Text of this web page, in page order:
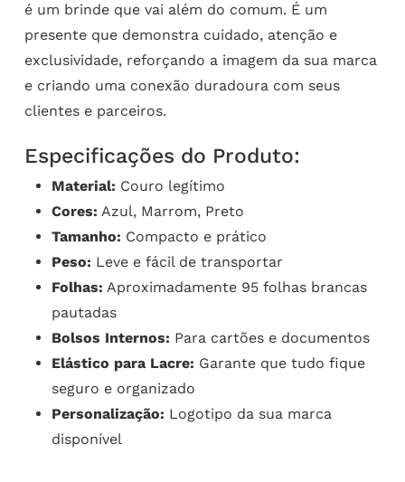
é um brinde que vai além do comum. É um
presente que demonstra cuidado, atenção e
exclusividade, reforçando a imagem da sua marca
e criando uma conexão duradoura com seus
clientes e parceiros.
Especificações do Produto:
Material: Couro legítimo
Cores: Azul, Marrom, Preto
Tamanho: Compacto e prático
Peso: Leve e fácil de transportar
Folhas: Aproximadamente 95 folhas brancas
pautadas
Bolsos Internos: Para cartões e documentos
Elástico para Lacre: Garante que tudo fique
seguro e organizado
Personalização: Logotipo da sua marca
disponível